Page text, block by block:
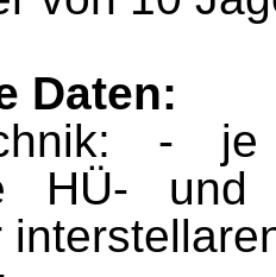
Daten:
-
HÜ- und